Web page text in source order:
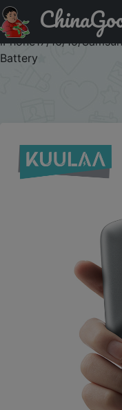
Код на скидку
Mini Power Bank
iPhone17/16/15/
Battery